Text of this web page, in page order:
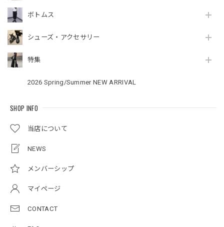
ボトムス
シューズ・アクセサリー
特集
2026 Spring/Summer NEW ARRIVAL
SHOP INFO
当店について
NEWS
メンバーシップ
マイページ
CONTACT